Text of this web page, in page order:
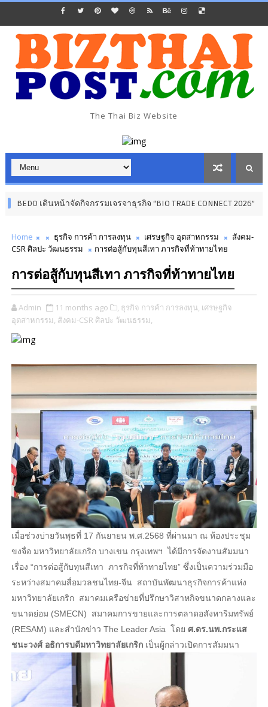
The Thai Biz Website
หน้าจัดกิจกรรมเจรจาธุรกิจ “BIO TRADE CONNECT 2026” พลังงาน
Home ธุรกิจ การค้า การลงทุน เศรษฐกิจ อุตสาหกรรม
สังคม-
CSR ศิลปะ วัฒนธรรม
การต่อสู้กับทุนสีเทา ภารกิจที่ท้าทายไทย
การต่อสู้กับทุนสีเทา ภารกิจที่ท้าทายไทย
Admin 11 months ago ​, ธุรกิจ การค้า การลงทุน, เศรษฐกิจ
อุตสาหกรรม, สังคม-CSR ศิลปะ วัฒนธรรม,
เมื่อช่วงบ่ายวันพุธที่ 17 กันยายน พ.ศ.2568 ที่ผ่านมา ณ ห้องประชุม
ขงจื่อ มหาวิทยาลัยเกริก บางเขน กรุงเทพฯ ได้มีการจัดงานสัมมนา
เรื่อง “การต่อสู้กับทุนสีเทา ภารกิจที่ท้าทายไทย” ซึ่งเป็นความร่วมมือ
ระหว่างสมาคมสื่อมวลชนไทย-จีน สถาบันพัฒนาธุรกิจการค้าแห่ง
มหาวิทยาลัยเกริก สมาคมเครือข่ายที่ปรึกษาวิสาหกิจขนาดกลางและ
ขนาดย่อม (SMECN) สมาคมการขายและการตลาดอสังหาริมทรัพย์
(RESAM) และสำนักข่าว The Leader Asia โดย ศ.ดร.นพ.กระแส
ชนะวงศ์ อธิการบดีมหาวิทยาลัยเกริก เป็นผู้กล่าวเปิดการสัมมนา